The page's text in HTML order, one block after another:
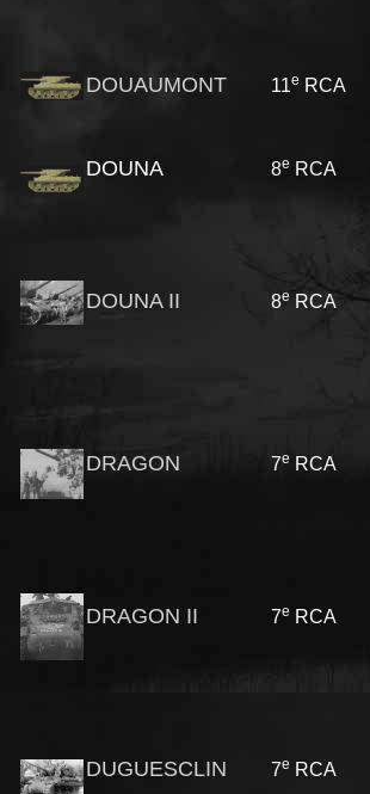
DOUAUMONT 11e RCA
DOUNA 8e RCA
DOUNA II 8e RCA
DRAGON 7e RCA
DRAGON II 7e RCA
DUGUESCLIN 7e RCA